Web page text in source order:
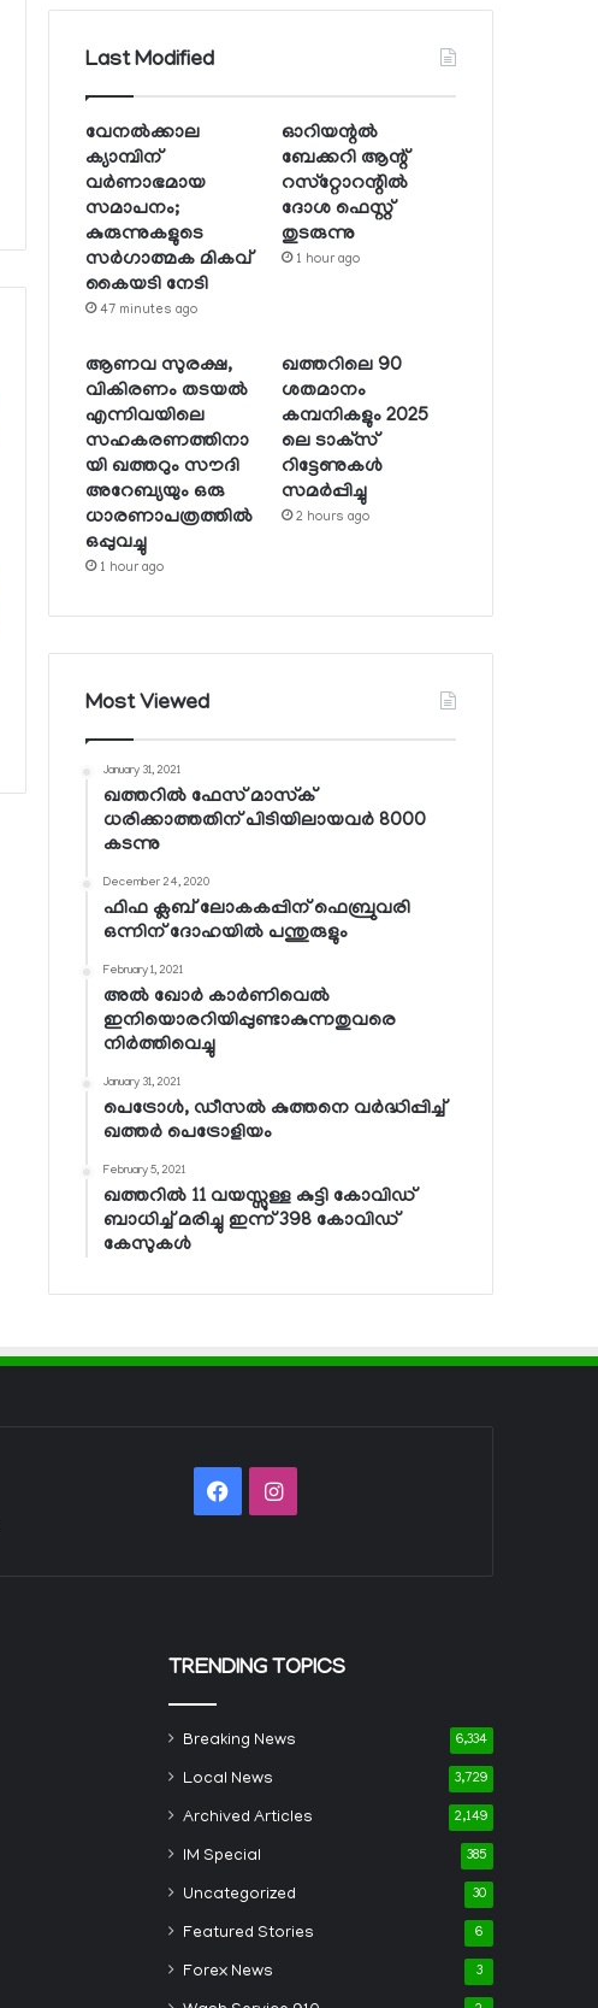
Last Modified
വേനല്‍ക്കാല
ക്യാമ്പിന്
വര്‍ണാഭമായ
സമാപനം;
കുരുന്നുകളുടെ
സര്‍ഗാത്മക മികവ്
കൈയടി നേടി
47 minutes ago
ഓറിയന്റല്‍
ബേക്കറി ആന്റ്
റസ്‌റ്റോറന്റില്‍
ദോശ ഫെസ്റ്റ്
തുടരുന്നു
1 hour ago
ആണവ സുരക്ഷ,
വികിരണം തടയല്‍
എന്നിവയിലെ
സഹകരണത്തിനാ
യി ഖത്തറും സൗദി
അറേബ്യയും ഒരു
ധാരണാപത്രത്തില്‍
ഒപ്പുവച്ചു
1 hour ago
ഖത്തറിലെ 90
ശതമാനം
കമ്പനികളും 2025
ലെ ടാക്‌സ്
റിട്ടേണുകള്‍
സമര്‍പ്പിച്ചു
2 hours ago
Most Viewed
January 31, 2021
ഖത്തറില്‍ ഫേസ് മാസ്‌ക്
ധരിക്കാത്തതിന് പിടിയിലായവര്‍ 8000
കടന്നു
December 24, 2020
ഫിഫ ക്ലബ് ലോകകപ്പിന് ഫെബ്രുവരി
ഒന്നിന് ദോഹയില്‍ പന്തുരുളും
February 1, 2021
അല്‍ ഖോര്‍ കാര്‍ണിവെല്‍
ഇനിയൊരറിയിപ്പുണ്ടാകുന്നതുവരെ
നിര്‍ത്തിവെച്ചു
January 31, 2021
പെട്രോള്‍, ഡീസല്‍ കുത്തനെ വര്‍ദ്ധിപ്പിച്ച്
ഖത്തര്‍ പെട്രോളിയം
February 5, 2021
ഖത്തറില്‍ 11 വയസ്സുള്ള കുട്ടി കോവിഡ്
ബാധിച്ച് മരിച്ചു ഇന്ന് 398 കോവിഡ്
കേസുകള്‍
FacebookInstagram
TRENDING TOPICS
Breaking News 6,334
Local News 3,729
Archived Articles 2,149
IM Special 385
Uncategorized 30
Featured Stories 6
Forex News 3